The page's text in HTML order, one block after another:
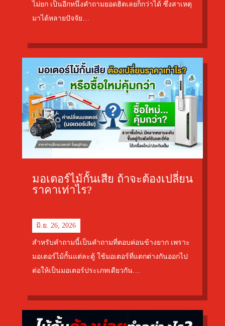
ไม่ยก เป็นอีกหนึ่งคำถามยอดฮิตเลยก็กว่าได้ ซึ่งสาเหตุ
มาได้หลายปัจจัย…
มอเตอร์ไม้กั้นเสีย ถ้าจะต้องเปลี่ยน
ราคาเท่าไร?
มิ.ย. 26, 2026
สำหรับคำถามนี้เป็นคำถามที่ตอบค่อนข้างยาก เพราะ
มอเตอร์ไม้กั้นแต่ละตู้ ใช้มอเตอร์ที่แตกต่างกันออกไป
ต่อให้เป็นมอเตอร์ประเภทเดียวกัน…